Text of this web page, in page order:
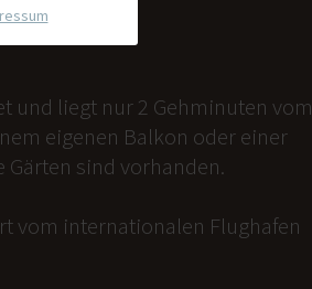
und liegt nur 2 Gehminuten vom
eigenen Balkon oder einer
sind vorhanden.
vom internationalen Flughafen